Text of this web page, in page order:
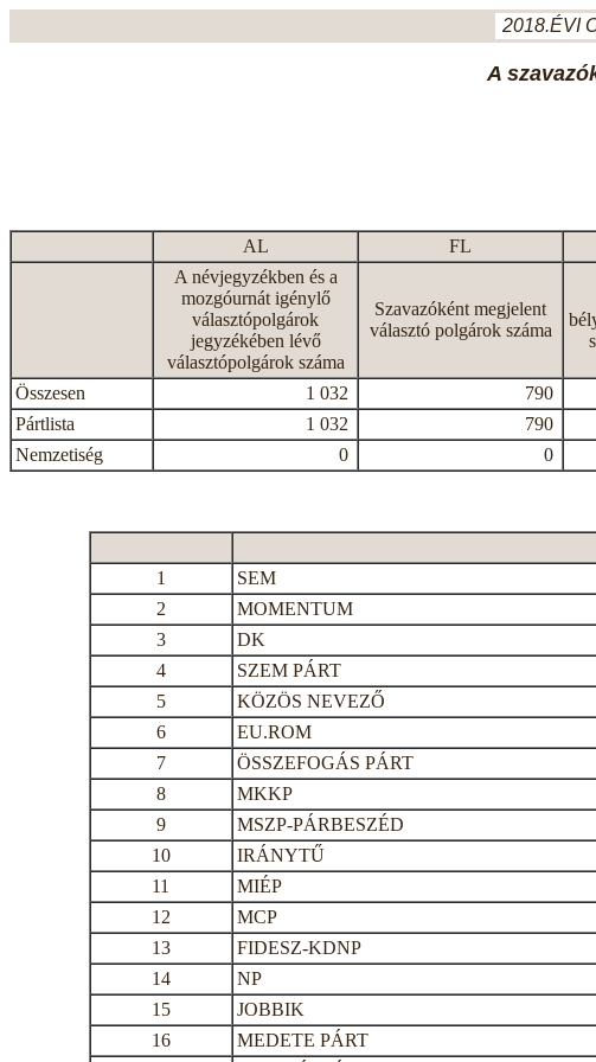
2018.ÉVI
A
AL FL
A névjegyzékben és a
mozgóurnát igénylő
választópolgárok
jegyzékében lévő
választópolgárok száma
Szavazóként megjelent
választó polgárok száma
Összesen 1 032 790
Pártlista
1 032 790
Nemzetiség
0 0
1
SEM
2
MOMENTUM
3
DK
4
SZEM PÁRT
5
KÖZÖS NEVEZŐ
6
EU.ROM
7
ÖSSZEFOGÁS PÁRT
8
MKKP
9
MSZP-PÁRBESZÉD
10
IRÁNYTŰ
11
MIÉP
12
MCP
13
FIDESZ-KDNP
14
NP
15
JOBBIK
16
MEDETE PÁRT